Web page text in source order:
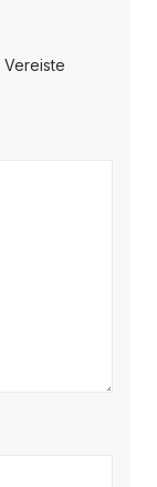
Vereiste